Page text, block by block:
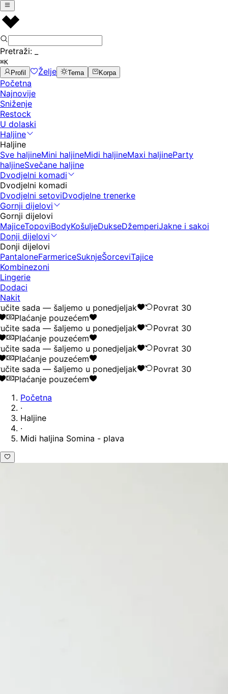
Pretraži:
⌘K
Profil
Želje Tema Korpa
Početna
Najnovije
Sniženje
Restock
U dolaski
Haljine
Haljine
Sve haljineMini haljineMidi haljineMaxi haljineParty
haljineSvečane haljine
Dvodjelni komadi
Dvodjelni komadi
Dvodjelni setoviDvodjelne trenerke
Gornji dijelovi
Gornji dijelovi
MajiceTopoviBodyKošuljeDukseDžemperiJakne i sakoi
Donji dijelovi
Donji dijelovi
PantaloneFarmericeSuknjeŠorceviTajice
Kombinezoni
Lingerie
Dodaci
Nakit
sada — šaljemo u ponedjeljak
Povrat 30
Plaćanje pouzećem
sada — šaljemo u ponedjeljak
Povrat 30
Plaćanje pouzećem
sada — šaljemo u ponedjeljak
Povrat 30
Plaćanje pouzećem
sada — šaljemo u ponedjeljak
Povrat 30
Plaćanje pouzećem
Početna
·
Haljine
·
Midi haljina Somina - plava